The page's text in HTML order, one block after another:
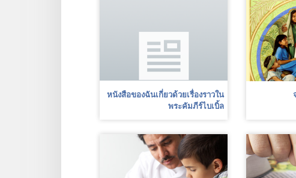
หนังสือของฉันเกี่ยวด้วยเรื่องราวใน
พระคัมภีร์ไบเบิ้ล